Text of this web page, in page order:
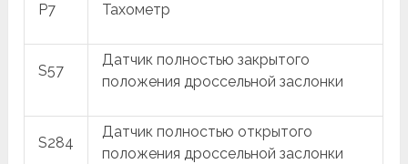
P7 Тахометр
S57
Датчик полностью закрытого
положения дроссельной заслонки
S284
Датчик полностью открытого
положения дроссельной заслонки